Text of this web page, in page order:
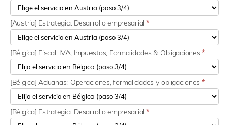
[Austria] Estrategia: Desarrollo empresarial *
[Bélgica] Fiscal: IVA, Impuestos, Formalidades & Obligaciones*
[Bélgica] Aduanas: Operaciones, formalidades y obligaciones *
[Bélgica] Estrategia: Desarrollo empresarial *